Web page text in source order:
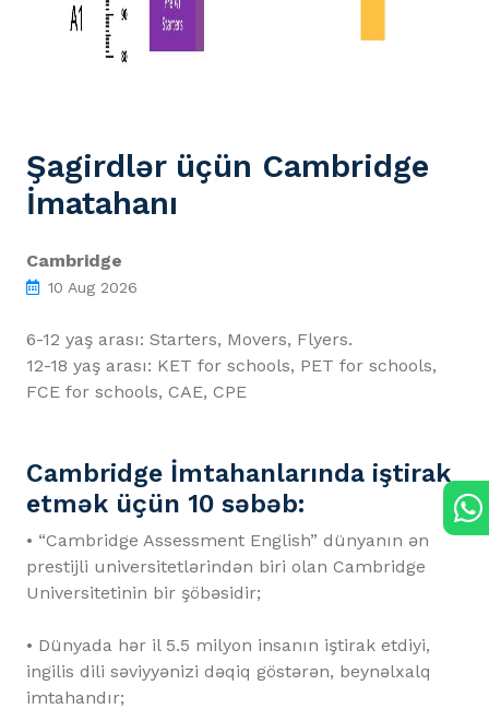
Şagirdlər üçün Cambridge
İmatahanı
Cambridge
10 Aug 2026
6-12 yaş arası: Starters, Movers, Flyers.
12-18 yaş arası: KET for schools, PET for schools,
FCE for schools, CAE, CPE
Cambridge İmtahanlarında iştirak
etmək üçün 10 səbəb:
• “Cambridge Assessment English” dünyanın ən
prestijli universitetlərindən biri olan Cambridge
Universitetinin bir şöbəsidir;
• Dünyada hər il 5.5 milyon insanın iştirak etdiyi,
ingilis dili səviyyənizi dəqiq göstərən, beynəlxalq
imtahandır;